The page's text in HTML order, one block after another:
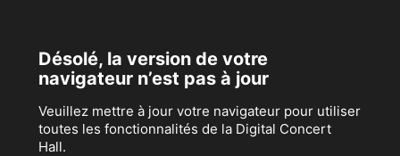
Désolé, la version de votre
navigateur n’est pas à jour
Veuillez mettre à jour votre navigateur pour utiliser
toutes les fonctionnalités de la Digital Concert
Hall.